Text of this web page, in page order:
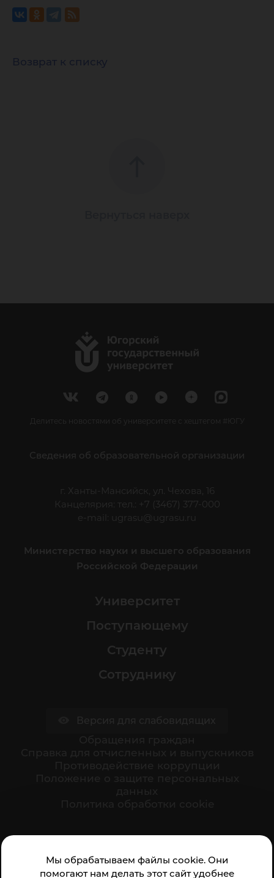
Мы обрабатываем файлы cookie. Они
помогают нам делать этот сайт удобнее
Возврат к списку
Делитесь новостями об университете с хештегом #ЮГУ
Сведения об образовательной организации
г. Ханты-Мансийск, ул. Чехова, 16
Канцелярия: тел.: +7 (3467) 377-000
e-mail:
ugrasu@ugrasu.ru
Министерство науки и высшего образования
Российской Федерации
Университет
Поступающему
Студенту
Сотруднику
организации: